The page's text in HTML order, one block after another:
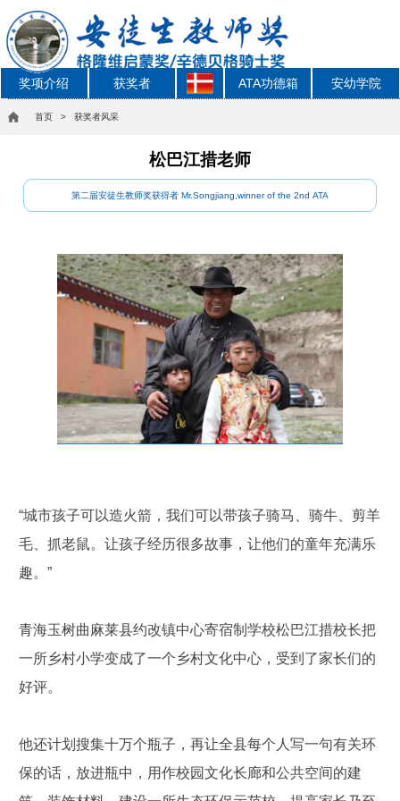
奖项介绍 获奖者 ATA功德箱 安幼学院
首页> 获奖者风采
松巴江措老师
第二届安徒生教师奖获得者 Mr.Songjiang,winner of the 2nd ATA
“城市孩子可以造火箭，我们可以带孩子骑马、骑牛、剪羊
毛、抓老鼠。让孩子经历很多故事，让他们的童年充满乐
趣。”
青海玉树曲麻莱县约改镇中心寄宿制学校松巴江措校长把
一所乡村小学变成了一个乡村文化中心，受到了家长们的
好评。
他还计划搜集十万个瓶子，再让全县每个人写一句有关环
保的话，放进瓶中，用作校园文化长廊和公共空间的建